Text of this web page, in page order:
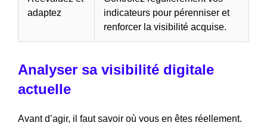
adaptez
indicateurs pour pérenniser et
renforcer la visibilité acquise.
Analyser sa visibilité digitale
actuelle
Avant d’agir, il faut savoir où vous en êtes réellement.